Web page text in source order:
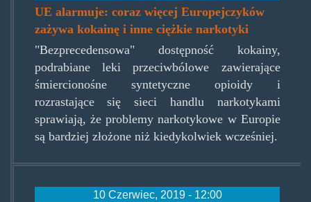
UE alarmuje: coraz więcej Europejczyków
zażywa kokainę i inne ciężkie narkotyki
"Bezprecedensowa" dostępność kokainy,
podrabiane leki przeciwbólowe zawierające
śmiercionośne syntetyczne opioidy i
rozrastające się sieci handlu narkotykami
sprawiają, że problemy narkotykowe w Europie
są bardziej złożone niż kiedykolwiek wcześniej.
10 Czerwiec, 2019 - 12:00